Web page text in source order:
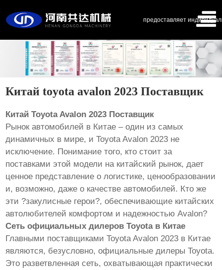
предоставляет
Китай toyota avalon 2023 Поставщик
Китай Toyota Avalon 2023 Поставщик
Рынок автомобилей в Китае – один из самых
динамичных в мире, и Toyota Avalon 2023 не
исключение. Понимание того, кто стоит за
поставками этой модели на китайский рынок, дает
ценное представление о логистике, ценообразовании
и, возможно, даже о качестве автомобилей. Кто же
эти ?закулисные герои?, обеспечивающие китайских
автолюбителей комфортом и надежностью Avalon?
Сеть официальных дилеров Toyota в Китае
Главными поставщиками Toyota Avalon 2023 в Китае
являются, безусловно, официальные дилеры Toyota.
Это разветвленная сеть, охватывающая практически